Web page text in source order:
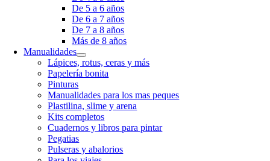
De 5 a 6 años
De 6 a 7 años
De 7 a 8 años
Más de 8 años
Manualidades
Lápices, rotus, ceras y más
Papelería bonita
Pinturas
Manualidades para los mas peques
Plastilina, slime y arena
Kits completos
Cuadernos y libros para pintar
Pegatias
Pulseras y abalorios